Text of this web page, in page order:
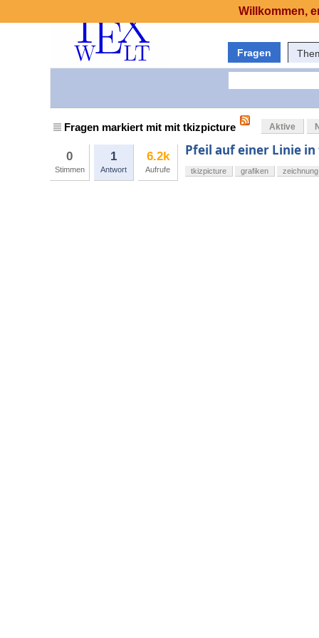
Fragen
Fragen markiert mit mit tkizpicture Aktive
0
Stimmen
1
Antwort
6.2k
Aufrufe
Pfeil auf einer Linie
tkizpicture grafiken zeichnung
Willkommen,